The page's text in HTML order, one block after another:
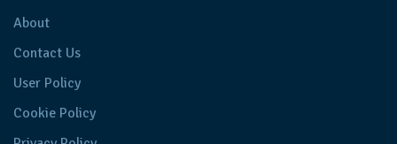
About
Contact Us
User Policy
Cookie Policy